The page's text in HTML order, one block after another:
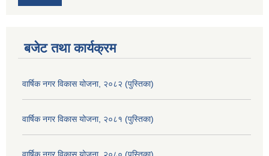
बजेट तथा कार्यक्रम
वार्षिक नगर विकास योजना, २०८२ (पुस्तिका)
वार्षिक नगर विकास योजना, २०८१ (पुस्तिका)